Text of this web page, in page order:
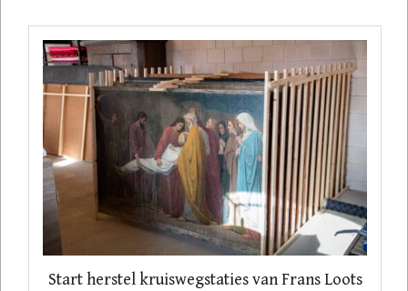
Start herstel kruiswegstaties van Frans Loots